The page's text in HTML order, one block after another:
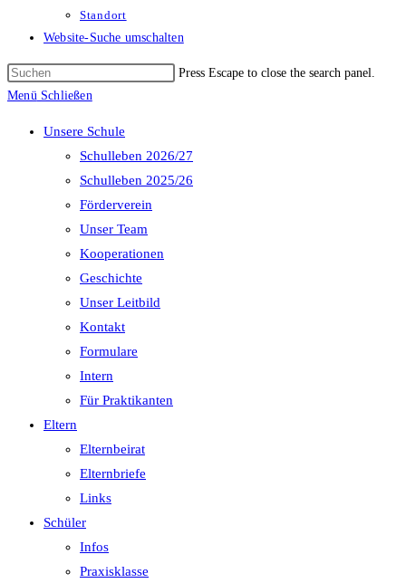
Standort
Website-Suche umschalten
Press Escape to close the search panel.
Menü Schließen
Unsere Schule
Schulleben 2026/27
Schulleben 2025/26
Förderverein
Unser Team
Kooperationen
Geschichte
Unser Leitbild
Kontakt
Formulare
Intern
Für Praktikanten
Eltern
Elternbeirat
Elternbriefe
Links
Schüler
Infos
Praxisklasse